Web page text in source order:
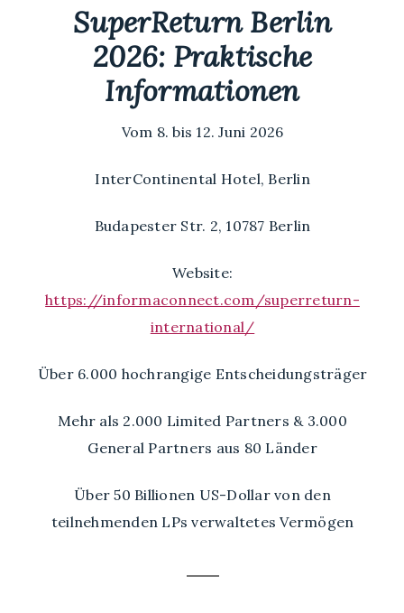
SuperReturn Berlin
2026: Praktische
Informationen
Vom 8. bis 12. Juni 2026
InterContinental Hotel, Berlin
Budapester Str. 2, 10787 Berlin
Website:
https://informaconnect.com/superreturn-
international/
Über 6.000 hochrangige Entscheidungsträger
Mehr als 2.000 Limited Partners & 3.000
General Partners aus 80 Länder
Über 50 Billionen US-Dollar von den
teilnehmenden LPs verwaltetes Vermögen